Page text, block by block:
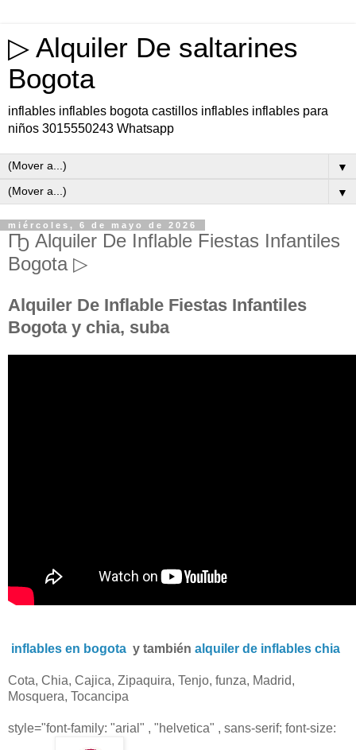
▷ Alquiler De saltarines
Bogota
inflables inflables bogota castillos inflables inflables para
niños 3015550243 Whatsapp
▼
▼
miércoles, 6 de mayo de 2026
Ҧ Alquiler De Inflable Fiestas Infantiles
Bogota ▷
Alquiler De Inflable Fiestas Infantiles
Bogota y chia, suba
inflables en bogota y también alquiler de inflables chia
Cota, Chia, Cajica, Zipaquira, Tenjo, funza, Madrid,
Mosquera, Tocancipa
style="font-family: "arial" , "helvetica" , sans-serif; font-size: